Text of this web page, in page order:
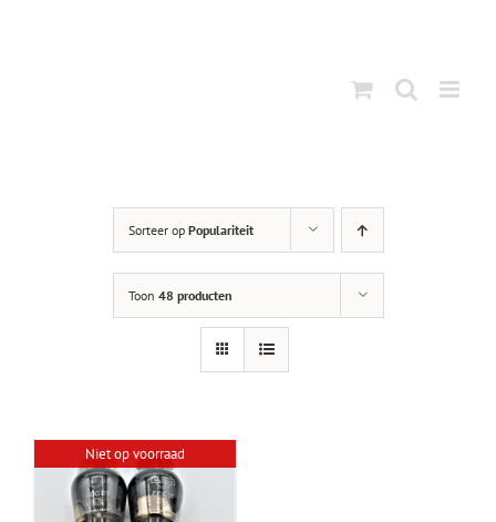
Sorteer op Populariteit
Toon 48 producten
Niet op voorraad